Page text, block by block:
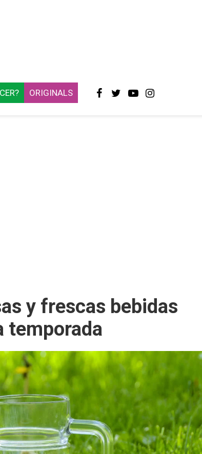
ORIGINALS
y frescas bebidas
temporada